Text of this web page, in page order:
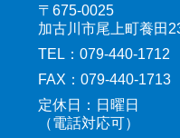
〒675-0025
加古川市尾上町養田
TEL：079-440-1712
FAX：079-440-1713
定休日：日曜日
（電話対応可）